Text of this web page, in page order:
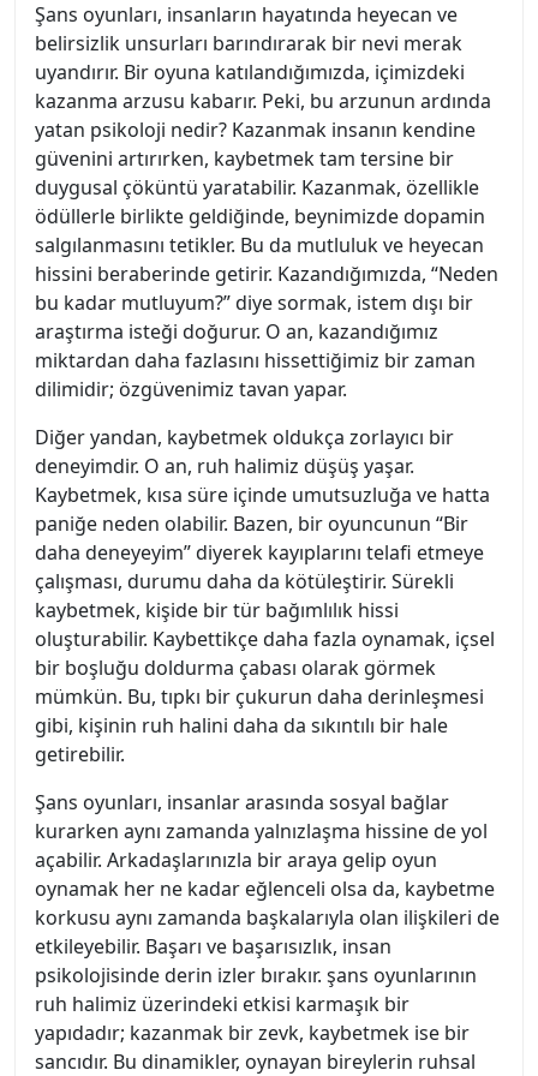
Şans oyunları, insanların hayatında heyecan ve
belirsizlik unsurları barındırarak bir nevi merak
uyandırır. Bir oyuna katılandığımızda, içimizdeki
kazanma arzusu kabarır. Peki, bu arzunun ardında
yatan psikoloji nedir? Kazanmak insanın kendine
güvenini artırırken, kaybetmek tam tersine bir
duygusal çöküntü yaratabilir. Kazanmak, özellikle
ödüllerle birlikte geldiğinde, beynimizde dopamin
salgılanmasını tetikler. Bu da mutluluk ve heyecan
hissini beraberinde getirir. Kazandığımızda, “Neden
bu kadar mutluyum?” diye sormak, istem dışı bir
araştırma isteği doğurur. O an, kazandığımız
miktardan daha fazlasını hissettiğimiz bir zaman
dilimidir; özgüvenimiz tavan yapar.
Diğer yandan, kaybetmek oldukça zorlayıcı bir
deneyimdir. O an, ruh halimiz düşüş yaşar.
Kaybetmek, kısa süre içinde umutsuzluğa ve hatta
paniğe neden olabilir. Bazen, bir oyuncunun “Bir
daha deneyeyim” diyerek kayıplarını telafi etmeye
çalışması, durumu daha da kötüleştirir. Sürekli
kaybetmek, kişide bir tür bağımlılık hissi
oluşturabilir. Kaybettikçe daha fazla oynamak, içsel
bir boşluğu doldurma çabası olarak görmek
mümkün. Bu, tıpkı bir çukurun daha derinleşmesi
gibi, kişinin ruh halini daha da sıkıntılı bir hale
getirebilir.
Şans oyunları, insanlar arasında sosyal bağlar
kurarken aynı zamanda yalnızlaşma hissine de yol
açabilir. Arkadaşlarınızla bir araya gelip oyun
oynamak her ne kadar eğlenceli olsa da, kaybetme
korkusu aynı zamanda başkalarıyla olan ilişkileri de
etkileyebilir. Başarı ve başarısızlık, insan
psikolojisinde derin izler bırakır. şans oyunlarının
ruh halimiz üzerindeki etkisi karmaşık bir
yapıdadır; kazanmak bir zevk, kaybetmek ise bir
sancıdır. Bu dinamikler, oynayan bireylerin ruhsal